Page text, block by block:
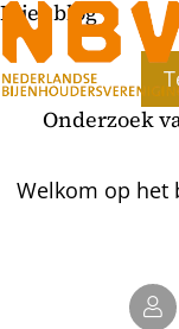
Bijenblog
Onderzoek
Welkom op het